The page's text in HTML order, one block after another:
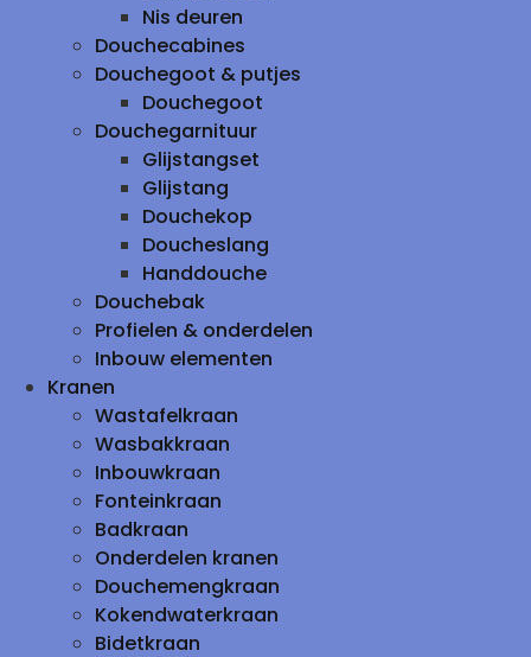
Nis deuren
Douchecabines
Douchegoot & putjes
Douchegoot
Douchegarnituur
Glijstangset
Glijstang
Douchekop
Doucheslang
Handdouche
Douchebak
Profielen & onderdelen
Inbouw elementen
Kranen
Wastafelkraan
Wasbakkraan
Inbouwkraan
Fonteinkraan
Badkraan
Onderdelen kranen
Douchemengkraan
Kokendwaterkraan
Bidetkraan